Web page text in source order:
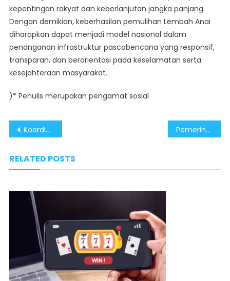
kepentingan rakyat dan keberlanjutan jangka panjang.
Dengan demikian, keberhasilan pemulihan Lembah Anai
diharapkan dapat menjadi model nasional dalam
penanganan infrastruktur pascabencana yang responsif,
transparan, dan berorientasi pada keselamatan serta
kesejahteraan masyarakat.
)* Penulis merupakan pengamat sosial
Post
Koordinasi Pusat dan Daerah Percepat Penanganan Banjir Tiga Provinsi di Sumatera Pemerintah Gerak Cepat dengan Mobilisasi Personel dan Logistik untuk Pemulihan Sumatera
RELATED POSTS